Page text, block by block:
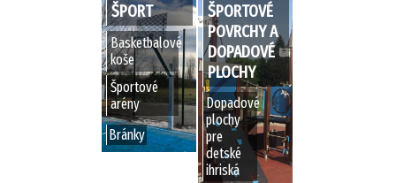
ŠPORT
Basketbalové
koše
Športové
arény
Bránky
ŠPORTOVÉ
POVRCHY A
DOPADOVÉ
PLOCHY
Dopadové
plochy
pre
detské
ihriská